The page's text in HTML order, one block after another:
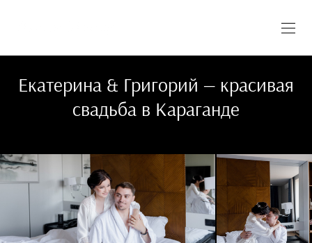
Екатерина & Григорий — красивая
свадьба в Караганде